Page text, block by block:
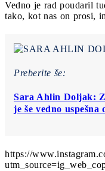
Vedno je rad poudaril
tako, kot nas on prosi,
Preberite še:
Sara Ahlin Doljak:
je še vedno uspešna
https://